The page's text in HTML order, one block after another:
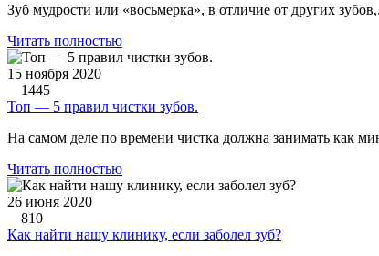
Зуб мудрости или «восьмерка», в отличие от других
Читать полностью
15 ноября 2020
1445
Топ — 5 правил чистки зубов.
На самом деле по времени чистка должна занимать как
Читать полностью
26 июня 2020
810
Как найти нашу клинику, если заболел зуб?